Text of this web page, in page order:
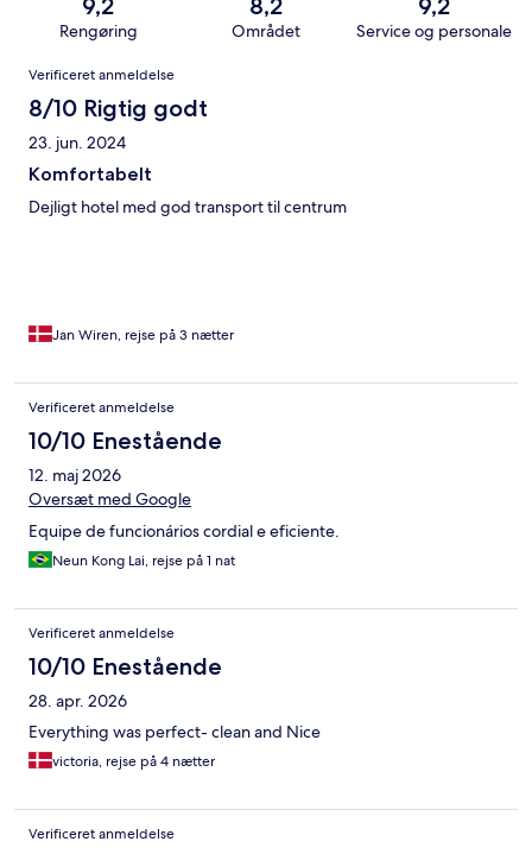
9,2
Rengøring
8,2
Området
9,2
Service og personale
Anmeldelser
Verificeret anmeldelse
8/10 Rigtig godt
23. jun. 2024
Komfortabelt
Dejligt hotel med god transport til centrum
Jan Wiren, rejse på 3 nætter
Verificeret anmeldelse
10/10 Enestående
12. maj 2026
Oversæt med Google
Equipe de funcionários cordial e eficiente.
Neun Kong Lai, rejse på 1 nat
Verificeret anmeldelse
10/10 Enestående
28. apr. 2026
Everything was perfect- clean and Nice
victoria, rejse på 4 nætter
Verificeret anmeldelse